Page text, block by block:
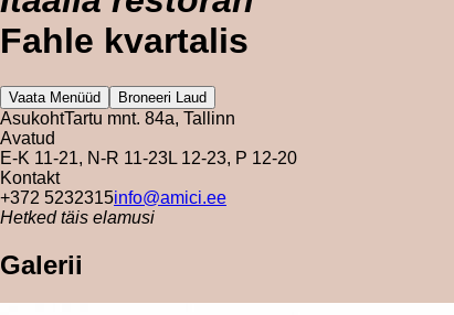
Fahle kvartalis
Vaata Menüüd Broneeri Laud
AsukohtTartu mnt. 84a, Tallinn
Avatud
E-K 11-21, N-R 11-23L 12-23, P 12-20
Kontakt
+372 5232315info@amici.ee
Hetked täis elamusi
Galerii